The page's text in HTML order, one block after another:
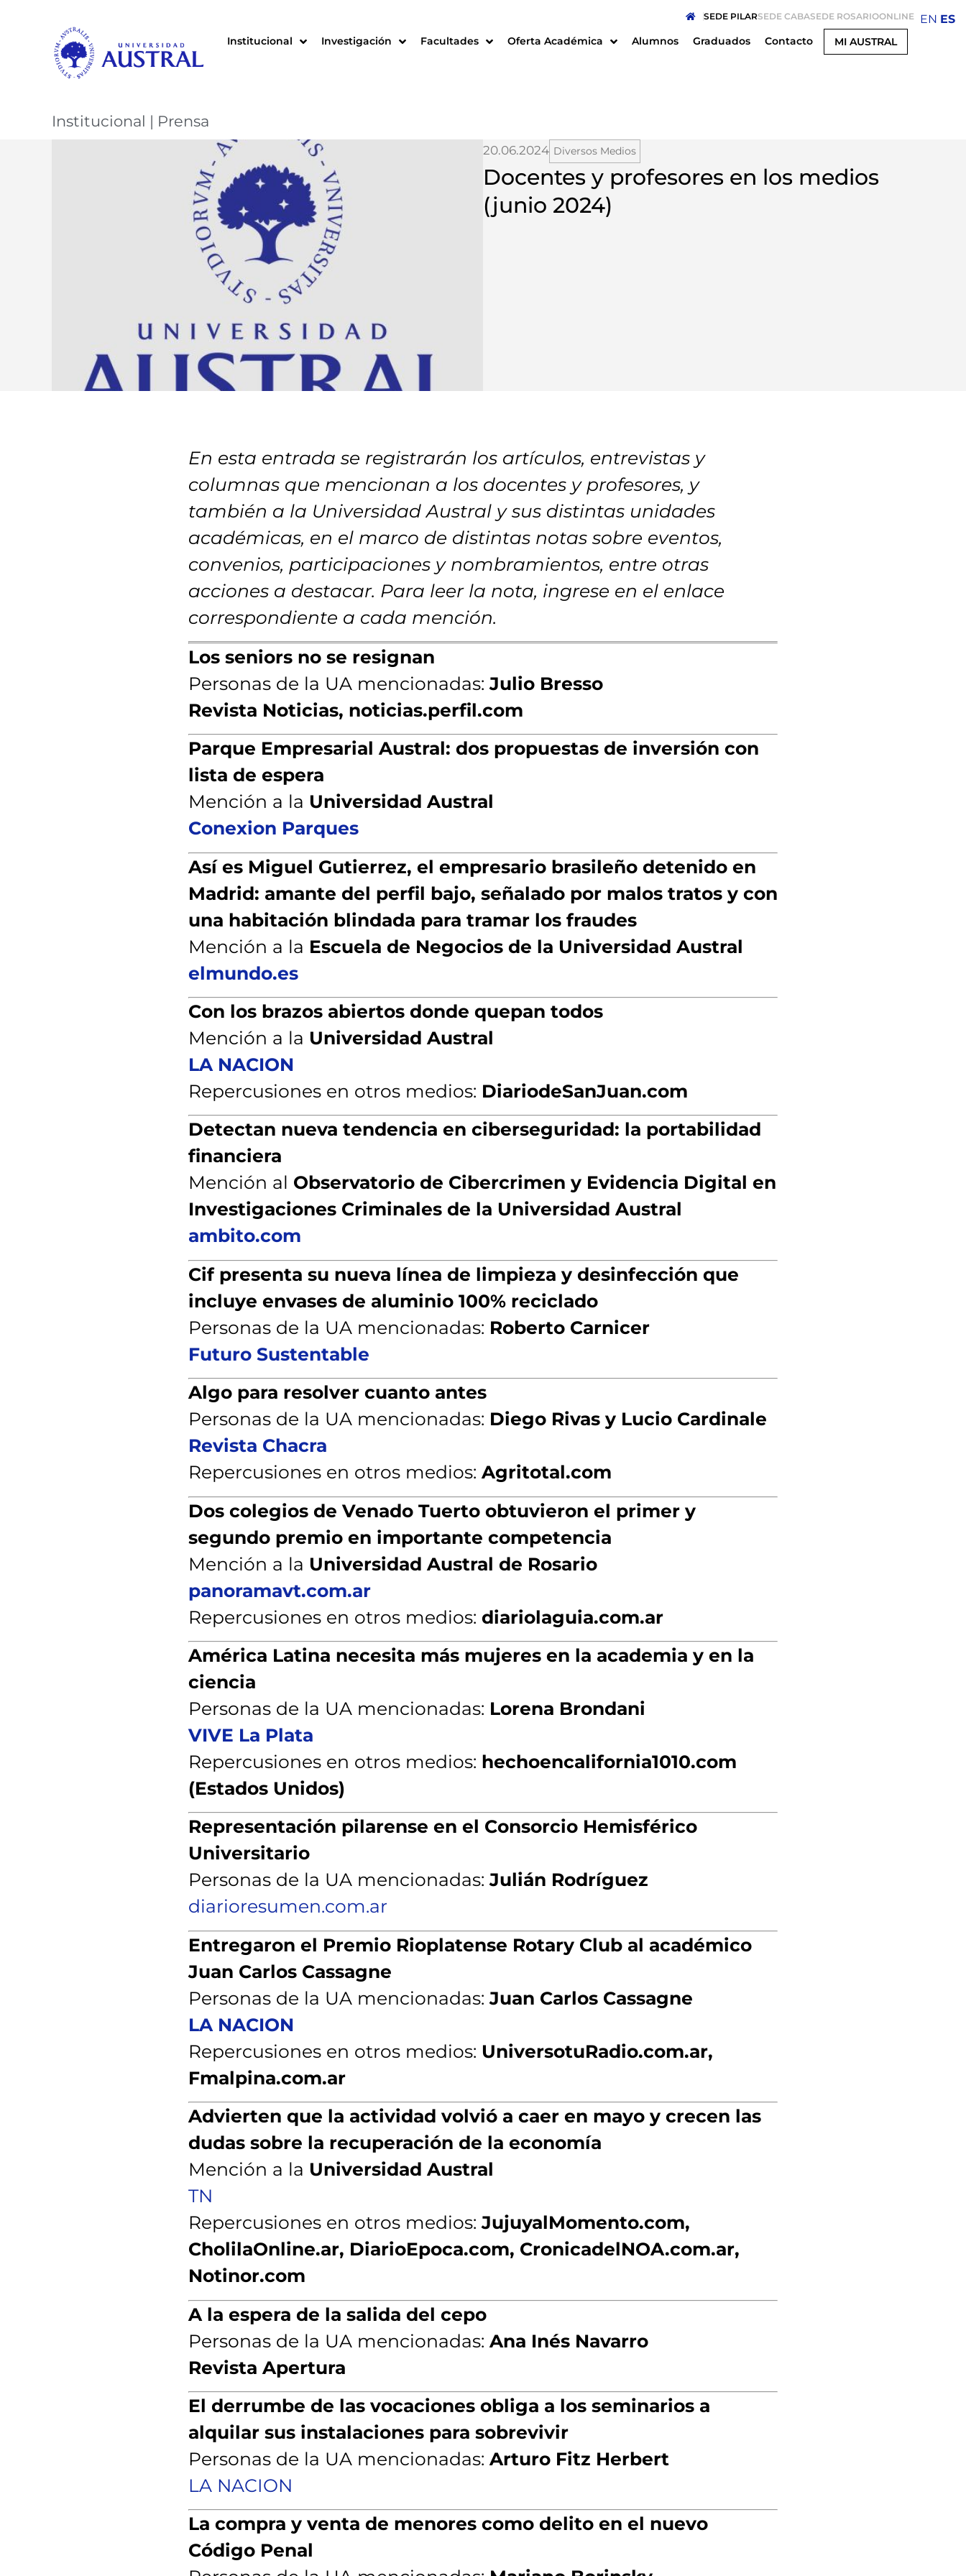
SEDE PILARSEDE CABASEDE ROSARIOONLINE
Institucional Investigación Facultades Oferta Académica Alumnos Graduados Contacto MI AUSTRAL
Institucional | Prensa
20.06.2024 Diversos Medios
Docentes y profesores en los medios
(junio 2024)
En esta entrada se registrarán los artículos, entrevistas y
columnas que mencionan a los docentes y profesores, y
también a la Universidad Austral y sus distintas unidades
académicas, en el marco de distintas notas sobre eventos,
convenios, participaciones y nombramientos, entre otras
acciones a destacar. Para leer la nota, ingrese en el enlace
correspondiente a cada mención.
Los seniors no se resignan
Personas de la UA mencionadas:Julio Bresso
Revista Noticias, noticias.perfil.com
Parque Empresarial Austral: dos propuestas de inversión con
lista de espera
Mención a la Universidad Austral
Conexion Parques
Así es Miguel Gutierrez, el empresario brasileño detenido en
Madrid: amante del perfil bajo, señalado por malos tratos y con
una habitación blindada para tramar los fraudes
Mención a la Escuela de Negocios de la Universidad Austral
elmundo.es
Con los brazos abiertos donde quepan todos
Mención a la Universidad Austral
LA NACION
Repercusiones en otros medios: DiariodeSanJuan.com
Detectan nueva tendencia en ciberseguridad: la portabilidad
financiera
Mención al Observatorio de Cibercrimen y Evidencia Digital en
Investigaciones Criminales de la Universidad Austral
ambito.com
Cif presenta su nueva línea de limpieza y desinfección que
incluye envases de aluminio 100% reciclado
Personas de la UA mencionadas: Roberto Carnicer
Futuro Sustentable
Algo para resolver cuanto antes
Personas de la UA mencionadas: Diego Rivas y Lucio Cardinale
Revista Chacra
Repercusiones en otros medios: Agritotal.com
Dos colegios de Venado Tuerto obtuvieron el primer y
segundo premio en importante competencia
Mención a la Universidad Austral de Rosario
panoramavt.com.ar
Repercusiones en otros medios: diariolaguia.com.ar
América Latina necesita más mujeres en la academia y en la
ciencia
Personas de la UA mencionadas: Lorena Brondani
VIVE La Plata
Repercusiones en otros medios: hechoencalifornia1010.com
(Estados Unidos)
Representación pilarense en el Consorcio Hemisférico
Universitario
Personas de la UA mencionadas:Julián Rodríguez
diarioresumen.com.ar
Entregaron el Premio Rioplatense Rotary Club al académico
Juan Carlos Cassagne
Personas de la UA mencionadas:Juan Carlos Cassagne
LA NACION
Repercusiones en otros medios: UniversotuRadio.com.ar,
Fmalpina.com.ar
Advierten que la actividad volvió a caer en mayo y crecen las
dudas sobre la recuperación de la economía
Mención a la Universidad Austral
TN
Repercusiones en otros medios:JujuyalMomento.com,
CholilaOnline.ar, DiarioEpoca.com, CronicadelNOA.com.ar,
Notinor.com
A la espera de la salida del cepo
Personas de la UA mencionadas: Ana Inés Navarro
Revista Apertura
El derrumbe de las vocaciones obliga a los seminarios a
alquilar sus instalaciones para sobrevivir
Personas de la UA mencionadas: Arturo Fitz Herbert
LA NACION
La compra y venta de menores como delito en el nuevo
Código Penal
EN ES